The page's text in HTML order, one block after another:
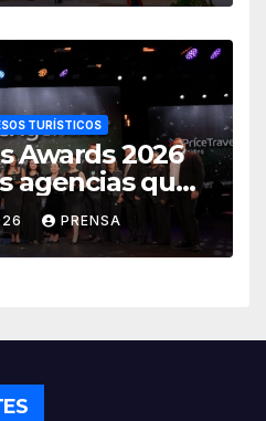
TURÍSTICOS
Awards 2026
agencias que
del
PRENSA